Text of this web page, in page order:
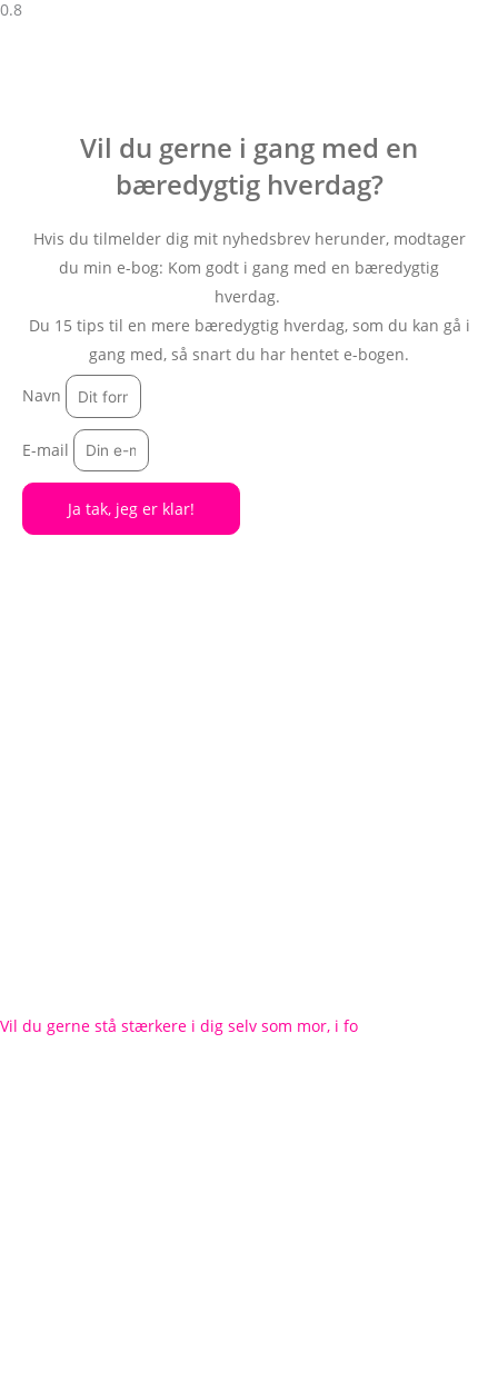
Vil du gerne i gang med en
bæredygtig hverdag?
Hvis du tilmelder dig mit nyhedsbrev herunder, modtager
du min e-bog: Kom godt i gang med en bæredygtig
hverdag.
Du 15 tips til en mere bæredygtig hverdag, som du kan gå i
gang med, så snart du har hentet e-bogen.
Navn
E-mail
Ja tak, jeg er klar!
Vil du gerne stå stærkere i dig selv som mor, i fo